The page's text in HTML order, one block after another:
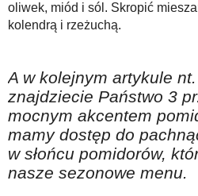
oliwek, miód i sól. Skropić
kolendrą i rzeżuchą.
A w kolejnym artykule nt.
znajdziecie Państwo 3
mocnym akcentem
mamy dostęp do
w słońcu pomidorów,
nasze sezonowe menu.